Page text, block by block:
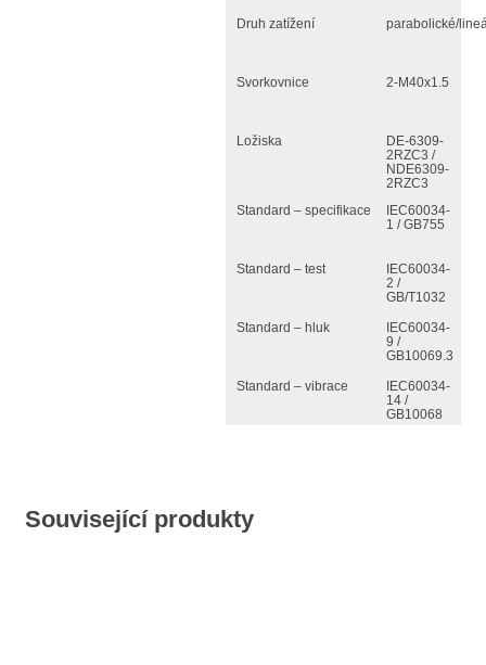
Druh zatížení parabolické/
Svorkovnice 2-M40x1.5
Ložiska
DE-6309-
2RZC3 /
NDE6309-
2RZC3
Standard – specifikace
IEC60034-
1 / GB755
Standard – test
IEC60034-
2 /
GB/T1032
Standard – hluk
IEC60034-
9 /
GB10069.3
Standard – vibrace
IEC60034-
14 /
GB10068
Související produkty